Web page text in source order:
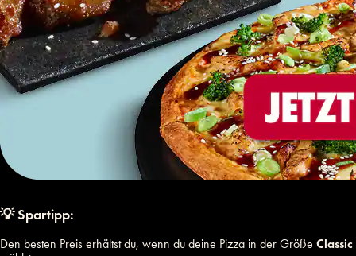
💡 Spartipp:
Den besten Preis erhältst du, wenn du deine Pizza in der Größe Classic